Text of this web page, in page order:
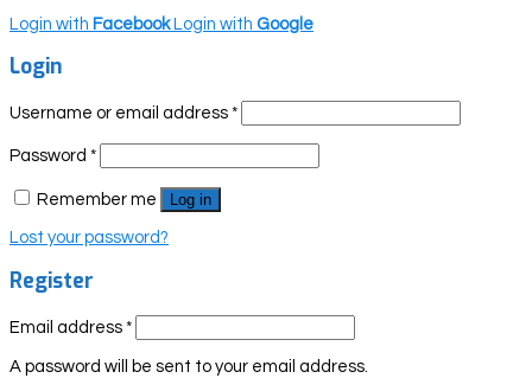
Login with Facebook Login with Google
Login
Username or email address *
Password *
Remember me Log in
Lost your password?
Register
Email address *
A password will be sent to your email address.